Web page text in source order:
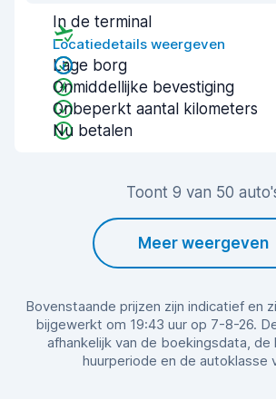
In de terminal
Locatiedetails weergeven
Lage borg
Onmiddellijke bevestiging
Onbeperkt aantal kilometers
Nu betalen
Toont 9 van 50
Meer weergeven
Bovenstaande prijzen zijn indicatief en
bijgewerkt om 19:43 uur op 7-8-26.
afhankelijk van de boekingsdata, de
huurperiode en de autoklasse